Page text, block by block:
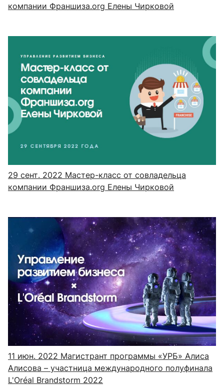
компании Франшиза.org Елены Чирковой
29 сент. 2022 Мастер-класс от совладельца
компании Франшиза.org Елены Чирковой
11 июн. 2022 Магистрант программы «УРБ» Алиса
Алисова – участница международного полуфинала
L'Oréal Brandstorm 2022